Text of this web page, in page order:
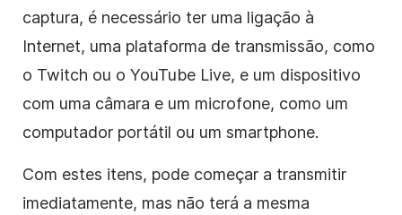
captura, é necessário ter uma ligação à
Internet, uma plataforma de transmissão, como
o Twitch ou o YouTube Live, e um dispositivo
com uma câmara e um microfone, como um
computador portátil ou um smartphone.
Com estes itens, pode começar a transmitir
imediatamente, mas não terá a mesma